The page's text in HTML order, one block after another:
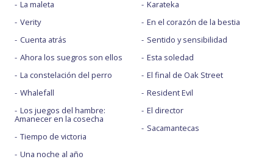
La maleta
Verity
Cuenta atrás
Ahora los suegros son ellos
La constelación del perro
Whalefall
Los juegos del hambre:
Amanecer en la cosecha
Tiempo de victoria
Una noche al año
Karateka
En el corazón de la bestia
Sentido y sensibilidad
Esta soledad
El final de Oak Street
Resident Evil
El director
Sacamantecas